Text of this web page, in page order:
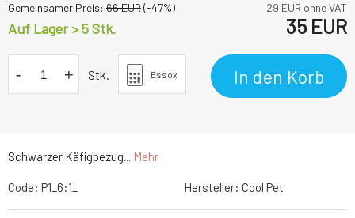
Schwarzer Käfigbezug... Mehr
Gemeinsamer Preis: 66EUR(-47%) 29 EUR ohne VAT
Auf Lager > 5 Stk. 35 EUR
- + Stk. Essox In den Korb
Code: P1_6:1_ Hersteller: Cool Pet